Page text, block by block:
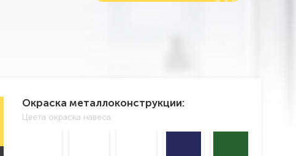
Окраска металлоконструкции:
Цвета окраска навеса